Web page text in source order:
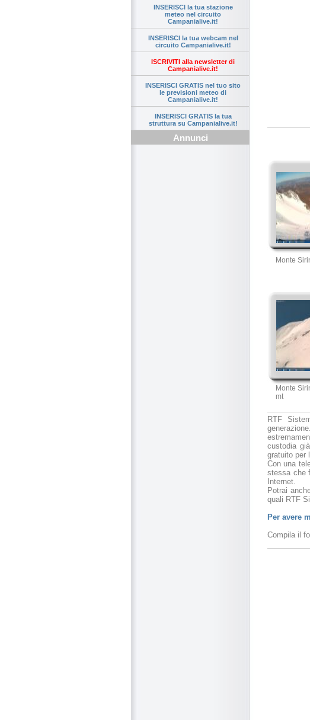
INSERISCI la tua stazione
meteo nel circuito
Campanialive.it!
INSERISCI la tua webcam nel
circuito Campanialive.it!
ISCRIVITI alla newsletter di
Campanialive.it!
INSERISCI GRATIS nel tuo sito
le previsioni meteo di
Campanialive.it!
INSERISCI GRATIS la tua
struttura su Campanialive.it!
Annunci
Monte
Monte
mt
RTF
custodia
gratuito per
Con una
stessa che
Internet.
Potrai
quali RTF
Per avere
Compila il